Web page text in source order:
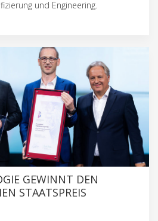
und Engineering.
GEWINNT DEN
STAATSPREIS